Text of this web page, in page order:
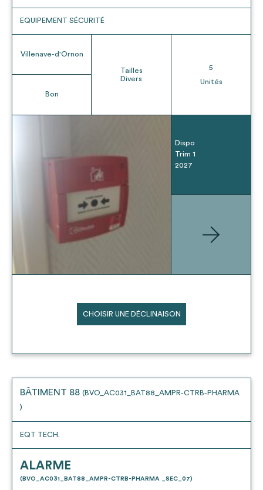
EQUIPEMENT SÉCURITÉ
Villenave-d'Ornon
Bon
Tailles
Divers
5
Unités
Dispo
Trim 1
2027
CHOISIR UNE DÉCLINAISON
BÂTIMENT 88 (BVO_AC031_BAT88_AMPR-CTRB-PHARMA
)
EQT TECH.
ALARME
(BVO_AC031_BAT88_AMPR-CTRB-PHARMA _SEC_07)